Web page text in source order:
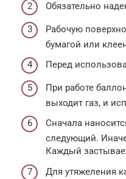
Обязательно
Рабочую
бумагой или
Перед
При работе
выходит газ, и
Сначала
следующий.
Каждый
Для утяжеления